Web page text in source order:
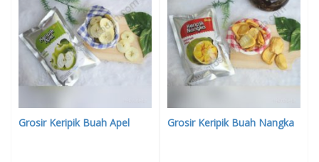
Grosir Keripik Buah Apel Grosir Keripik Buah Nangka